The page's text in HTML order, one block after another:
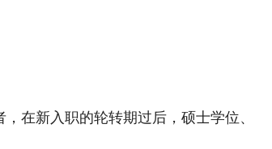
在新入职的轮转期过后，硕士学位、